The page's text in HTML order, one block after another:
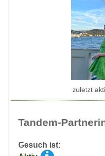
Tandem-
Gesuch ist:
zuletzt